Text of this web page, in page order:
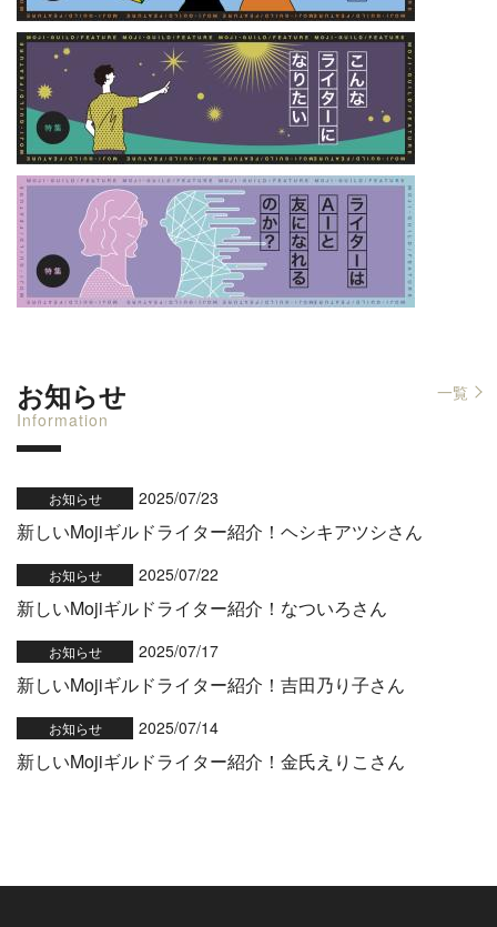
お知らせ
Information
一覧
お知らせ 2025/07/23
新しいMojiギルドライター紹介！ヘシキアツシさん
お知らせ 2025/07/22
新しいMojiギルドライター紹介！なついろさん
お知らせ 2025/07/17
新しいMojiギルドライター紹介！吉田乃り子さん
お知らせ 2025/07/14
新しいMojiギルドライター紹介！金氏えりこさん